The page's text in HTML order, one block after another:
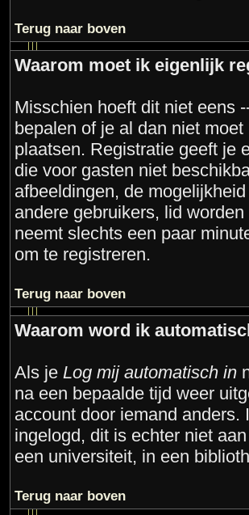
Terug naar boven
Waarom moet ik eigenlijk
Misschien hoeft dit niet eens
bepalen of je al dan niet
plaatsen. Registratie geeft je
die voor gasten niet
afbeeldingen, de
andere gebruikers, lid
neemt slechts een paar
om te registreren.
Terug naar boven
Waarom word ik
Als je Log mij automatisch in
na een bepaalde tijd weer
account door iemand
ingelogd, dit is echter niet
een universiteit, in een
Terug naar boven